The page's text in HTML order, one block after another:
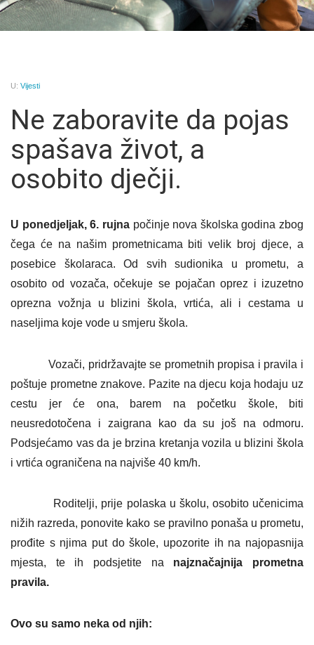
U: Vijesti
Ne zaboravite da pojas
spašava život, a
osobito dječji.
U ponedjeljak, 6. rujna počinje nova školska godina zbog
čega će na našim prometnicama biti velik broj djece, a
posebice školaraca. Od svih sudionika u prometu, a
osobito od vozača, očekuje se pojačan oprez i izuzetno
oprezna vožnja u blizini škola, vrtića, ali i cestama u
naseljima koje vode u smjeru škola.
Vozači, pridržavajte se prometnih propisa i pravila i
poštuje prometne znakove. Pazite na djecu koja hodaju uz
cestu jer će ona, barem na početku škole, biti
neusredotočena i zaigrana kao da su još na odmoru.
Podsjećamo vas da je brzina kretanja vozila u blizini škola
i vrtića ograničena na najviše 40 km/h.
Roditelji, prije polaska u školu, osobito učenicima
nižih razreda, ponovite kako se pravilno ponaša u prometu,
prođite s njima put do škole, upozorite ih na najopasnija
mjesta, te ih podsjetite na najznačajnija prometna
pravila.
Ovo su samo neka od njih: